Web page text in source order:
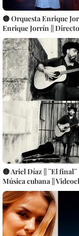
🟡 Orquesta Enrique
Enrique Jorrín ||
Música popular
🟡 Ariel Díaz || ¨El
Música cubana ||